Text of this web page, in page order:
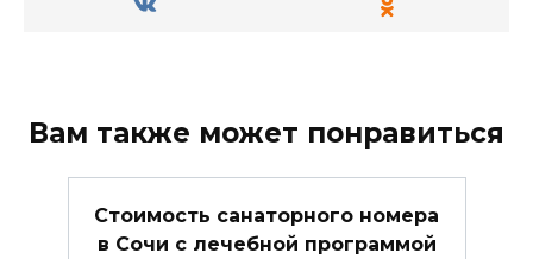
Вам также может понравиться
Стоимость санаторного номера
в Сочи с лечебной программой